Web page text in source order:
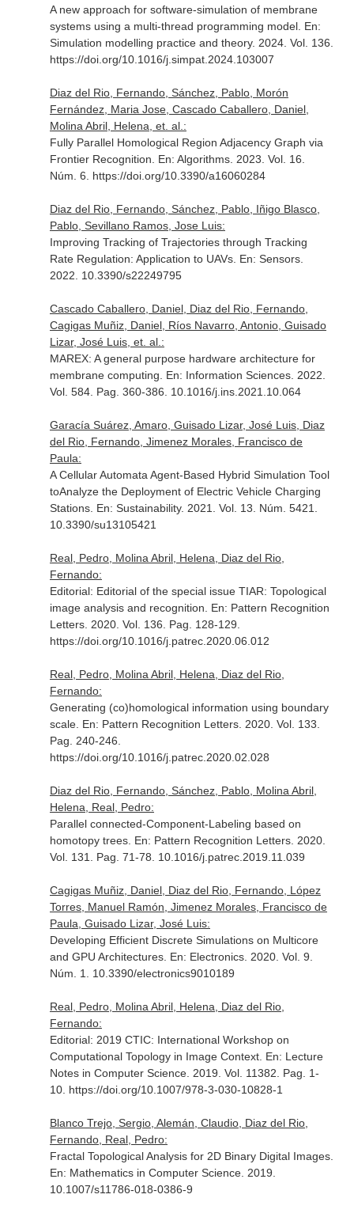
A new approach for software-simulation of membrane
systems using a multi-thread programming model. En:
Simulation modelling practice and theory. 2024. Vol. 136.
https://doi.org/10.1016/j.simpat.2024.103007
Diaz del Rio, Fernando, Sánchez, Pablo, Morón
Fernández, Maria Jose, Cascado Caballero, Daniel,
Molina Abril, Helena, et. al.:
Fully Parallel Homological Region Adjacency Graph via
Frontier Recognition. En: Algorithms. 2023. Vol. 16.
Núm. 6. https://doi.org/10.3390/a16060284
Diaz del Rio, Fernando, Sánchez, Pablo, Iñigo Blasco,
Pablo, Sevillano Ramos, Jose Luis:
Improving Tracking of Trajectories through Tracking
Rate Regulation: Application to UAVs. En: Sensors.
2022. 10.3390/s22249795
Cascado Caballero, Daniel, Diaz del Rio, Fernando,
Cagigas Muñiz, Daniel, Ríos Navarro, Antonio, Guisado
Lizar, José Luis, et. al.:
MAREX: A general purpose hardware architecture for
membrane computing. En: Information Sciences. 2022.
Vol. 584. Pag. 360-386. 10.1016/j.ins.2021.10.064
Garacía Suárez, Amaro, Guisado Lizar, José Luis, Diaz
del Rio, Fernando, Jimenez Morales, Francisco de
Paula:
A Cellular Automata Agent-Based Hybrid Simulation Tool
toAnalyze the Deployment of Electric Vehicle Charging
Stations. En: Sustainability. 2021. Vol. 13. Núm. 5421.
10.3390/su13105421
Real, Pedro, Molina Abril, Helena, Diaz del Rio,
Fernando:
Editorial: Editorial of the special issue TIAR: Topological
image analysis and recognition. En: Pattern Recognition
Letters. 2020. Vol. 136. Pag. 128-129.
https://doi.org/10.1016/j.patrec.2020.06.012
Real, Pedro, Molina Abril, Helena, Diaz del Rio,
Fernando:
Generating (co)homological information using boundary
scale. En: Pattern Recognition Letters. 2020. Vol. 133.
Pag. 240-246.
https://doi.org/10.1016/j.patrec.2020.02.028
Diaz del Rio, Fernando, Sánchez, Pablo, Molina Abril,
Helena, Real, Pedro:
Parallel connected-Component-Labeling based on
homotopy trees. En: Pattern Recognition Letters. 2020.
Vol. 131. Pag. 71-78. 10.1016/j.patrec.2019.11.039
Cagigas Muñiz, Daniel, Diaz del Rio, Fernando, López
Torres, Manuel Ramón, Jimenez Morales, Francisco de
Paula, Guisado Lizar, José Luis:
Developing Efficient Discrete Simulations on Multicore
and GPU Architectures. En: Electronics. 2020. Vol. 9.
Núm. 1. 10.3390/electronics9010189
Real, Pedro, Molina Abril, Helena, Diaz del Rio,
Fernando:
Editorial: 2019 CTIC: International Workshop on
Computational Topology in Image Context. En: Lecture
Notes in Computer Science. 2019. Vol. 11382. Pag. 1-
10. https://doi.org/10.1007/978-3-030-10828-1
Blanco Trejo, Sergio, Alemán, Claudio, Diaz del Rio,
Fernando, Real, Pedro:
Fractal Topological Analysis for 2D Binary Digital Images.
En: Mathematics in Computer Science. 2019.
10.1007/s11786-018-0386-9